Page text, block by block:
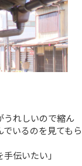
うれしいので縮ん
いるのを見てもら
伝いたい」